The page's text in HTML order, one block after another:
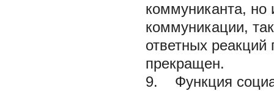
коммуниканта, но
коммуникации,
ответных реакций
прекращен.
9. Функция